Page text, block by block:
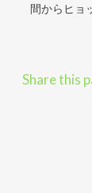
間からヒョ
Share this